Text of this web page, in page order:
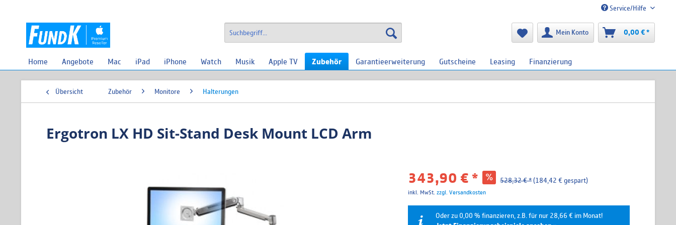
Service/Hilfe
Mein Konto 0,00 € *
Home Angebote Mac iPad iPhone Watch Musik Apple TV Zubehör Garantieerweiterung Gutscheine Leasing Finanzierung
Übersicht Zubehör Monitore Halterungen
Ergotron LX HD Sit-Stand Desk Mount LCD Arm
343,90 € * 528,32 € *(184,42 € gespart)
inkl. MwSt.zzgl. Versandkosten
Oder zu 0,00 % finanzieren, z.B. für nur 28,66 € im Monat!